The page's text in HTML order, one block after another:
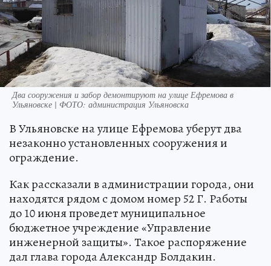
Два сооружения и забор демонтируют на улице Ефремова в
Ульяновске | ФОТО: администрация Ульяновска
В Ульяновске на улице Ефремова уберут два
незаконно установленных сооружения и
ограждение.
Как рассказали в администрации города, они
находятся рядом с домом номер 52 Г. Работы
до 10 июня проведет муниципальное
бюджетное учреждение «Управление
инженерной защиты». Такое распоряжение
дал глава города Александр Болдакин.